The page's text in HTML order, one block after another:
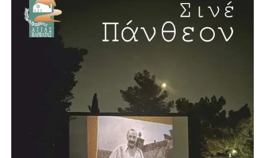
Η επιστροφή του το 2020 αποτέλεσε το σημείο αναφοράς
που εκτόξευσε την πόλη σε νέα επίπεδα αναβάθμισης
αποδεικνύοντας για ακόμη μια φορά την
αποτελεσματικότητά του. Όχι μόνο συνέχισε το σπουδαίο
έργο του, αλλά το<τερμάτισε>. Μια περιληπτική παράθεση
έργων, που βρίσκονται σε εξέλιξη και που μιλούν από
μόνα τους το βεβαιώνει:
Έναρξη εργασιών πρότυπης Ακαδημίας Τεχνών στον
πρώην εργοστασιακό χώρο της Βιοχρώμ έκτασης 40
στρεμμάτων.